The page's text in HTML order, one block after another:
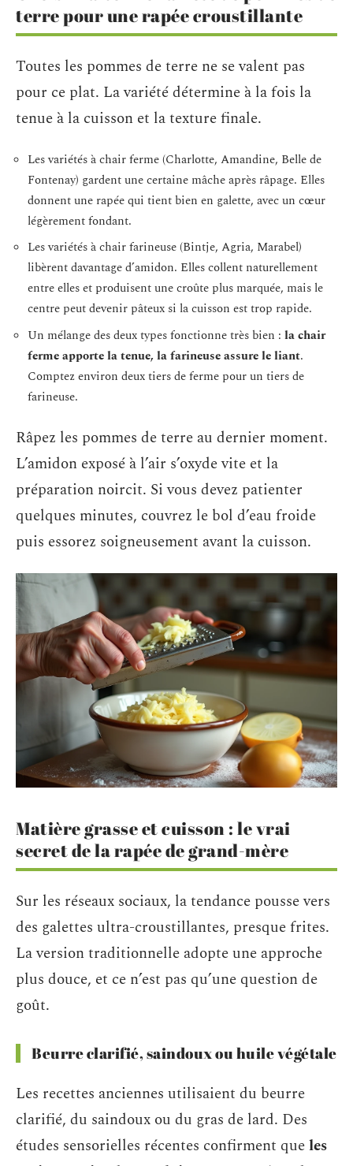
terre pour une rapée croustillante
Toutes les pommes de terre ne se valent pas
pour ce plat. La variété détermine à la fois la
tenue à la cuisson et la texture finale.
Les variétés à chair ferme (Charlotte, Amandine, Belle de
Fontenay) gardent une certaine mâche après râpage. Elles
donnent une rapée qui tient bien en galette, avec un cœur
légèrement fondant.
Les variétés à chair farineuse (Bintje, Agria, Marabel)
libèrent davantage d’amidon. Elles collent naturellement
entre elles et produisent une croûte plus marquée, mais le
centre peut devenir pâteux si la cuisson est trop rapide.
Un mélange des deux types fonctionne très bien : la chair
ferme apporte la tenue, la farineuse assure le liant.
Comptez environ deux tiers de ferme pour un tiers de
farineuse.
Râpez les pommes de terre au dernier moment.
L’amidon exposé à l’air s’oxyde vite et la
préparation noircit. Si vous devez patienter
quelques minutes, couvrez le bol d’eau froide
puis essorez soigneusement avant la cuisson.
Matière grasse et cuisson : le vrai
secret de la rapée de grand-mère
Sur les réseaux sociaux, la tendance pousse vers
des galettes ultra-croustillantes, presque frites.
La version traditionnelle adopte une approche
plus douce, et ce n’est pas qu’une question de
goût.
Beurre clarifié, saindoux ou huile végétale
Les recettes anciennes utilisaient du beurre
clarifié, du saindoux ou du gras de lard. Des
études sensorielles récentes confirment queles